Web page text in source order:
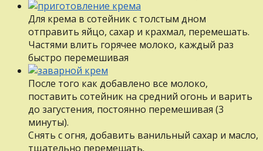
Для крема в сотейник с толстым дном
отправить яйцо, сахар и крахмал, перемешать.
Частями влить горячее молоко, каждый раз
быстро перемешивая
После того как добавлено все молоко,
поставить сотейник на средний огонь и варить
до загустения, постоянно перемешивая (3
минуты).
Снять с огня, добавить ванильный сахар и масло,
тщательно перемешать.